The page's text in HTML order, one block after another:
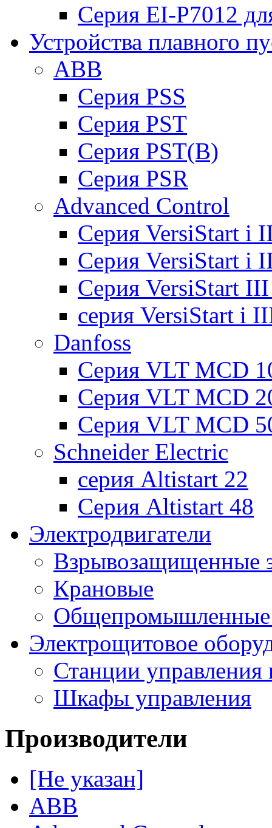
Серия EI-P7012
Устройства плавного
ABB
Cерия PSS
Cерия PST
Cерия PST(B)
Серия PSR
Advanced Control
Cерия VersiStart i
Cерия VersiStart i
Cерия VersiStart
серия VersiStart i
Danfoss
Серия VLT MCD
Серия VLT MCD
Серия VLT MCD
Schneider Electric
серия Altistart 22
Серия Altistart 48
Электродвигатели
Взрывозащищенные
Крановые
Общепромышленные
Электрощитовое
Станции управления
Шкафы управления
Производители
[Не указан]
ABB